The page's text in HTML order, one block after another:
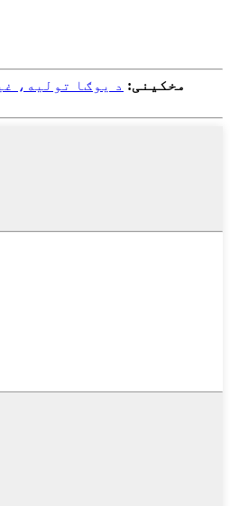
مخکینی: د یوګا تولیه، غیر سلیپ ګرم یوګا